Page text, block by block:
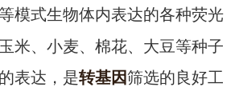
模式生物体内表达的各种荧光
米、小麦、棉花、大豆等种子
表达，是转基因筛选的良好工